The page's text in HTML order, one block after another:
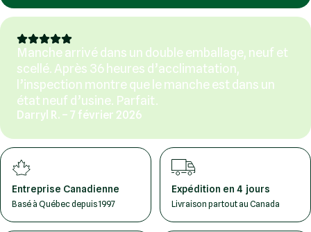
Manche arrivé dans un double emballage, neuf et
scellé. Après 36 heures d’acclimatation,
l’inspection montre que le manche est dans un
état neuf d’usine. Parfait.
Darryl R. – 7 février 2026
Entreprise Canadienne
Basé à Québec depuis 1997
Expédition en 4 jours
Livraison partout au Canada